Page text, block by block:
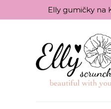
Elly gumičky na